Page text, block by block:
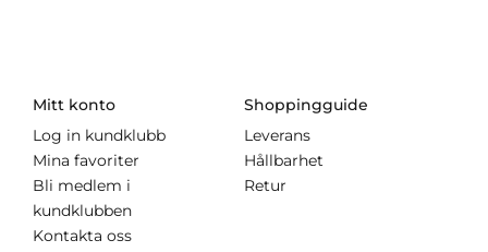
Mitt konto
Log in kundklubb
Mina favoriter
Bli medlem i
kundklubben
Kontakta oss
Shoppingguide
Leverans
Hållbarhet
Retur